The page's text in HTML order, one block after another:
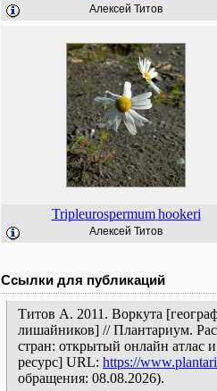
Алексей Титов
Tripleurospermum hookeri
Алексей Титов
Ссылки для публикаций
Титов А. 2011. Воркута
лишайников] // Плантариум.
стран: открытый онлайн атлас
ресурс] URL: https://
обращения: 08.08.2026).